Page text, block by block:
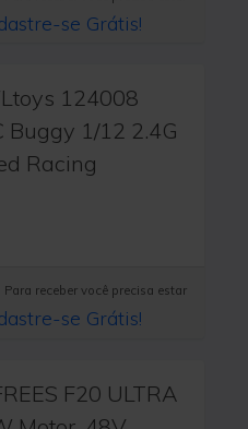
se Grátis!
124008
Buggy 1/12 2.4G
Racing
Para receber você precisa estar
se Grátis!
F20 ULTRA